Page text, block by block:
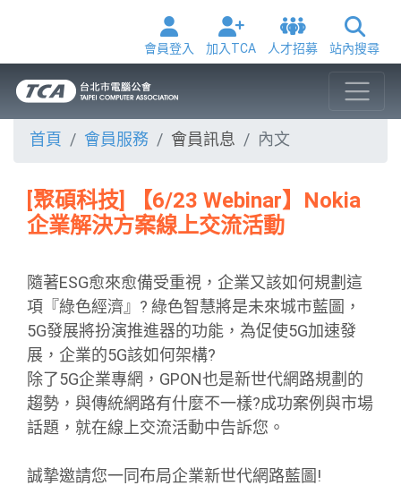
會員登入 加入TCA 人才招募 站內搜尋
首頁 會員服務 會員訊息 內文
[聚碩科技] 【6/23 Webinar】Nokia
企業解決方案線上交流活動
隨著ESG愈來愈備受重視，企業又該如何規劃這
項『綠色經濟』? 綠色智慧將是未來城市藍圖，
5G發展將扮演推進器的功能，為促使5G加速發
展，企業的5G該如何架構?
除了5G企業專網，GPON也是新世代網路規劃的
趨勢，與傳統網路有什麼不一樣?成功案例與市場
話題，就在線上交流活動中告訴您。
誠摯邀請您一同布局企業新世代網路藍圖!